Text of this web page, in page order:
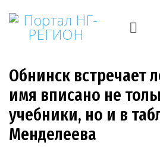
Обнинск встречает
имя вписано не
учебники, но и в
Менделеева